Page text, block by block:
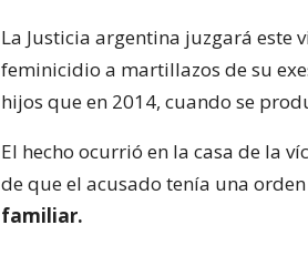
La Justicia argentina juzgará este
feminicidio a martillazos de su
hijos que en 2014, cuando se
El hecho ocurrió en la casa de la
de que el acusado tenía una
familiar.